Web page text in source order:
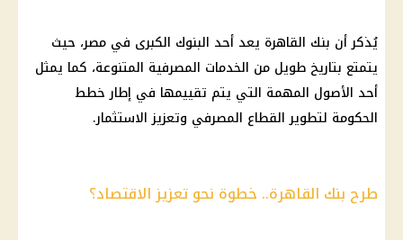
يُذكر أن بنك القاهرة يعد أحد البنوك الكبرى في مصر، حيث
يتمتع بتاريخ طويل من الخدمات المصرفية المتنوعة، كما يمثل
أحد الأصول المهمة التي يتم تقييمها في إطار خطط
الحكومة لتطوير القطاع المصرفي وتعزيزالاستثمار.
طرح بنك القاهرة.. خطوة نحو تعزيز الاقتصاد؟